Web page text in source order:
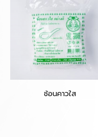
ช้อนคาวใส